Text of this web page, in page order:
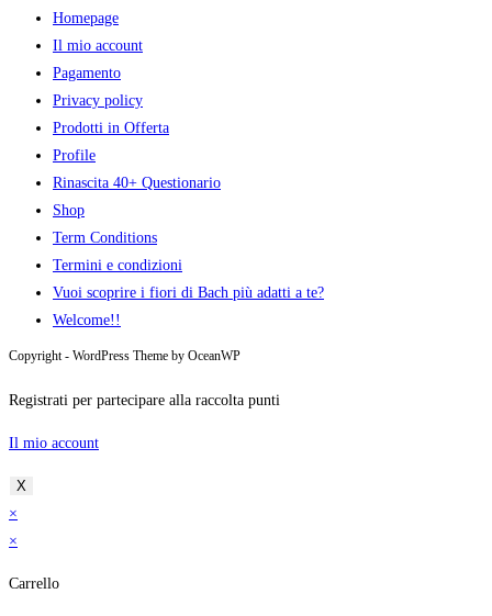
Homepage
Il mio account
Pagamento
Privacy policy
Prodotti in Offerta
Profile
Rinascita 40+ Questionario
Shop
Term Conditions
Termini e condizioni
Vuoi scoprire i fiori di Bach più adatti a te?
Welcome!!
Copyright - WordPress Theme by OceanWP
Registrati per partecipare alla raccolta punti
Il mio account
X
×
×
Carrello